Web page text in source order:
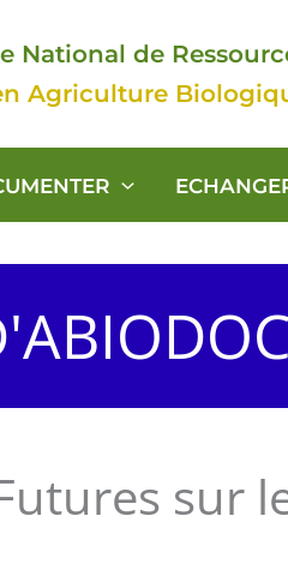
National de
Agriculture
sur